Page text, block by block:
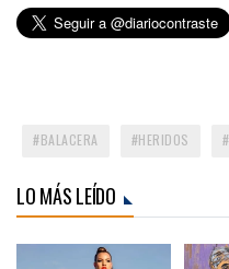
BALACERA HERIDOS
LO MÁS LEÍDO